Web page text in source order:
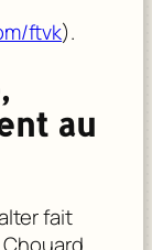
ftvk).
au
fait